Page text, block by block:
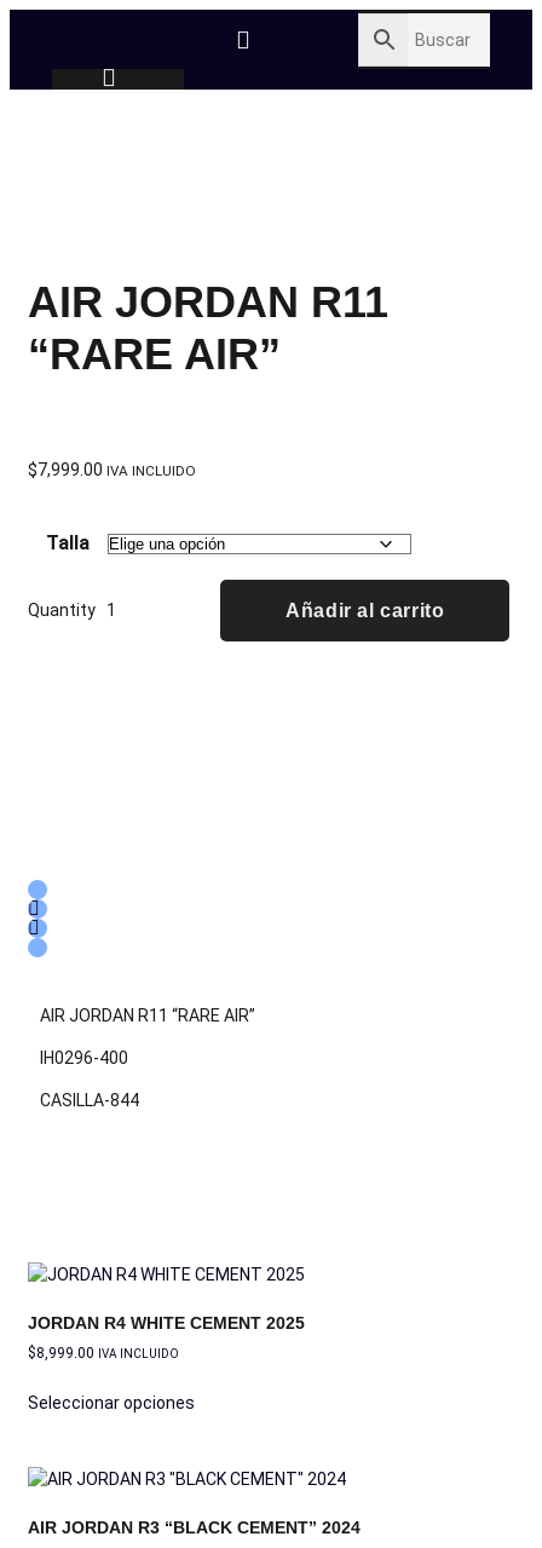
AIR JORDAN R11
“RARE AIR”
$7,999.00 IVA INCLUIDO
Talla
Quantity Añadir al carrito
AIR JORDAN R11 “RARE AIR”
IH0296-400
CASILLA-844
JORDAN R4 WHITE CEMENT 2025
$8,999.00 IVA INCLUIDO
Seleccionar opciones
AIR JORDAN R3 “BLACK CEMENT” 2024